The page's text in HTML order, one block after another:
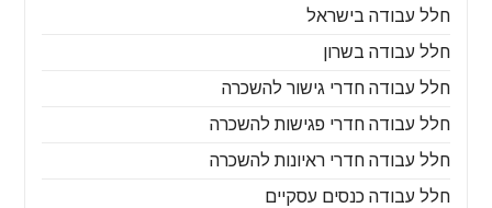
חלל עבודה בישראל
חלל עבודה בשרון
חלל עבודה חדרי גישור להשכרה
חלל עבודה חדרי פגישות להשכרה
חלל עבודה חדרי ראיונות להשכרה
חלל עבודה כנסים עסקיים